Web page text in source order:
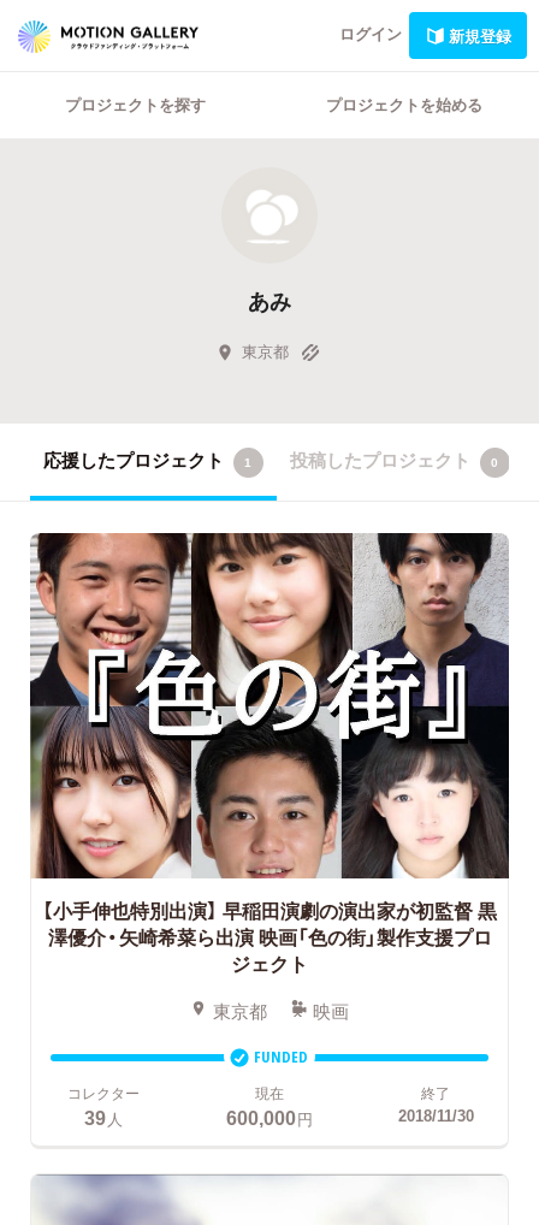
ログイン 新規登録
プロジェクトを探す プロジェクトを始める
あみ
東京都
応援したプロジェクト 1 投稿したプロジェクト 0
【小手伸也特別出演】 早稲田演劇の演出家が初監督 黒
澤優介・矢崎希菜ら出演 映画「色の街」製作支援プロ
ジェクト
東京都 映画
FUNDED
コレクター
39 人
現在
600,000円
終了
2018/11/30